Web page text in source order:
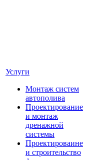
Услуги
Монтаж систем
автополива
Проектирование
и монтаж
дренажной
системы
Проектироваине
и строительство